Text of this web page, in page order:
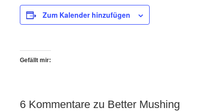
Zum Kalender hinzufügen
Gefällt mir:
6 Kommentare zu Better Mushing